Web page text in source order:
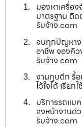
มองหาเครื่อ
มาตรฐาน ติ
รับจ้าง.com
จบทุกปัญหา
อาชีพ จองคิ
รับจ้าง.com
งานทุบตึก รื้อ
ไว้ใจได้ เรีย
บริการรถแบ
ลงหน้างานด่
รับจ้าง.com